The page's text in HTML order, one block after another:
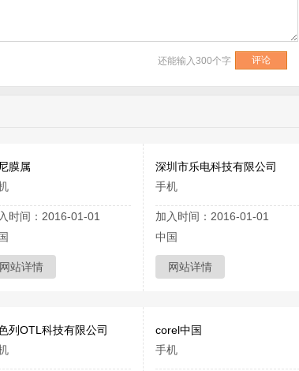
还能输入300个字
膜属
时间：2016-01-01
网站详情
深圳市乐电科技有限公司
手机
加入时间：2016-01-01
中国
网站详情
列OTL科技有限公司
corel中国
手机